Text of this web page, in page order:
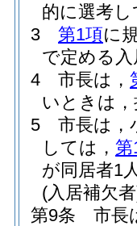
的に選考
3
第1項に
で定める
4
市長は，
いときは
5
市長は，
しては， 第
が同居者1
(入居補欠
第9条
市長